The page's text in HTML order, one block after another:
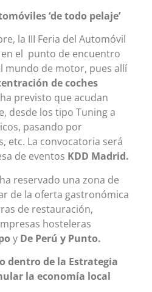
‘de todo pelaje’
la III Feria del Automóvil
el punto de encuentro
mundo de motor, pues allí
de coches
previsto que acudan
desde los tipo Tuning a
pasando por
etc. La convocatoria será
de eventos KDD Madrid.
reservado una zona de
de la oferta gastronómica
de restauración,
hosteleras
y De Perú y Punto.
dentro de la Estrategia
la economía local